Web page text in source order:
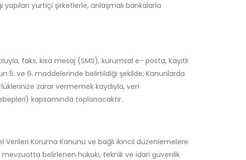
yurtiçi şirketlerle, anlaşmalı bankalarla
faks, kısa mesaj (SMS), kurumsal e- posta, Kayıtlı
5. ve 6. maddelerinde belirtildiği şekilde; Kanunlarda
zarar vermemek kaydıyla, veri
kapsamında toplanacaktır.
Verileri Koruma Kanunu ve bağlı ikincil düzenlemelere
belirlenen hukuki, teknik ve idari güvenlik